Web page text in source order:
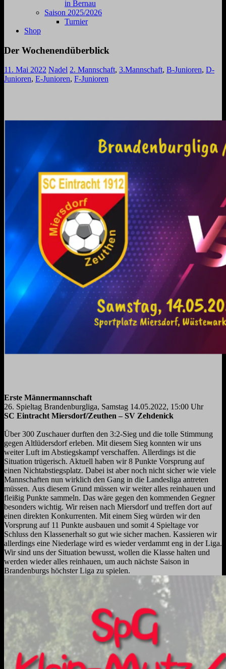
in Bernau
Saison 2025/2026
Turnier
Shop
Der Wochenendüberblick
11. Mai 2022 Nadel 2. Mannschaft, 3.Mannschaft, B-Junioren, D-
Junioren, E-Junioren, F-Junioren
Erste Männermannschaft
26. Spieltag Brandenburgliga, Samstag 14.05.2022, 15:00 Uhr
SC Eintracht Miersdorf/Zeuthen – SV Zehdenick
Über 300 Zuschauer durften den 3:2-Sieg und die tolle Stimmung
gegen Altlüdersdorferleben. Mit diesem Sieg konnten wir uns
weiter Luft im Abstiegskampf verschaffen. Allerdings ist die
Situation trügerisch. Aktuell haben wir 8 Punkte Vorsprung auf
einen Nichtabstiegsplatz. Dabei ist aber noch nicht sicher wie viele
Mannschaften nun wirklich den Gang in die Landesliga antreten
müssen. Aus diesem Grund müssen wir weiter alles reinhauen und
fleißig Punkte sammeln. Das wäre gegen den kommenden Gegner
besonders wichtig. Wir reisen nach Miersdorf und treffen dort auf
einen direkten Konkurrenten. Mit einem Sieg würden wir den
Vorsprung auf 11 Punkte ausbauen und somit 4 Spieltage vor
Schluss den Klassenerhalt so gut wie sicher machen. Kassieren wir
allerdings eine Niederlage wird es wieder verdammt eng in der Liga.
Wir sind uns der Situation bewusst, wollen die Klasse halten und
werden wieder alles reinhauen, um auch nächste Saison in
Brandenburgs höchster Liga zu spielen.